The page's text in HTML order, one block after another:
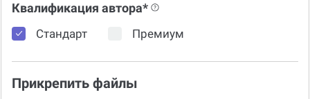
Квалификация автора*
Стандарт Премиум
Прикрепить файлы